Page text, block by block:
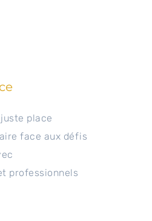
place
face aux défis
professionnels